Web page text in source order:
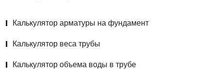
Калькулятор арматуры на фундамент
Калькулятор веса трубы
Калькулятор объема воды в трубе